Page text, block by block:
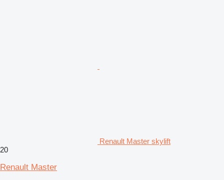
Renault Master skylift
20
Renault Master